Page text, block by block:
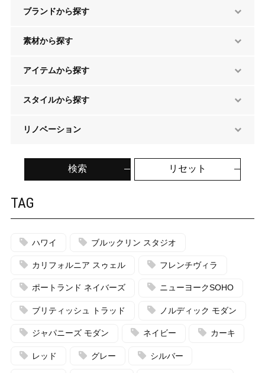
ブランドから探す
素材から探す
アイテムから探す
スタイルから探す
リノベーション
検索 リセット
TAG
ハワイ ブルックリン スタジオ
カリフォルニア スゥェル フレンチヴィラ
ポートランド ネイバーズ ニューヨークSOHO
ブリティッシュ トラッド ノルディック モダン
ジャパニーズ モダン ネイビー カーキ
レッド グレー シルバー